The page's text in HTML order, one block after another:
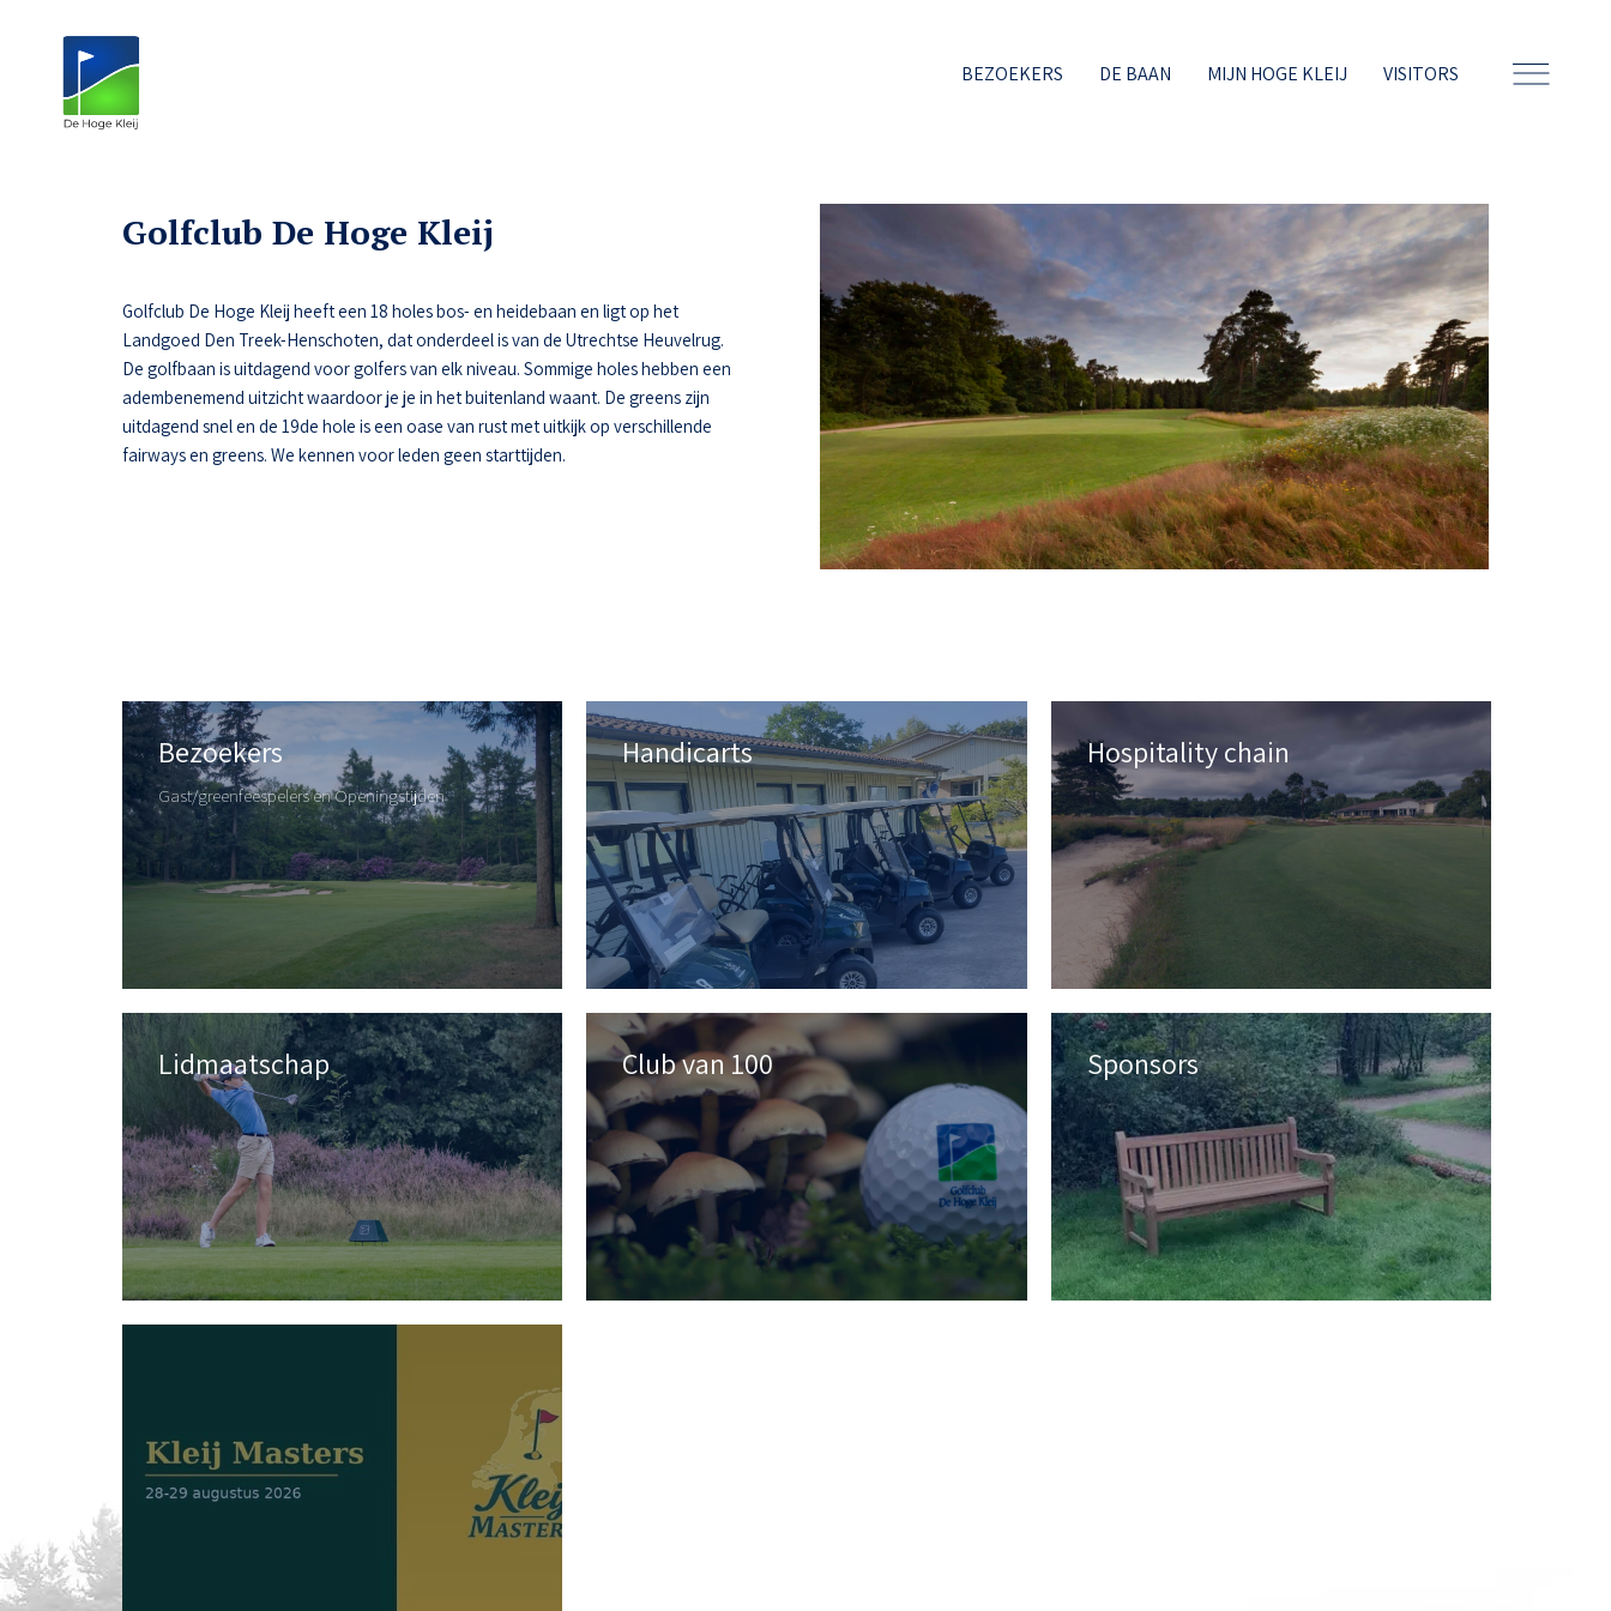
BEZOEKERS DE BAAN MIJN HOGE KLEIJ VISITORS
Golfclub De Hoge Kleij
Golfclub De Hoge Kleij heeft een 18 holes bos- en heidebaan en ligt op het
Landgoed Den Treek-Henschoten, dat onderdeel is van de Utrechtse Heuvelrug.
De golfbaan is uitdagend voor golfers van elk niveau. Sommige holes hebben een
adembenemend uitzicht waardoor je je in het buitenland waant. De greens zijn
uitdagend snel en de 19de hole is een oase van rust met uitkijk op verschillende
fairways en greens. We kennen voor leden geen starttijden.
Bezoekers
Gast/greenfeespelers en Openingstijden
Handicarts Hospitality chain
Lidmaatschap Club van 100 Sponsors